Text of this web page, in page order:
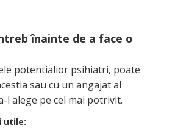
înainte de a face o
potentialior psihiatri, poate
sau cu un angajat al
l alege pe cel mai potrivit.
utile: